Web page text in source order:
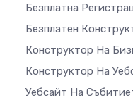
Безплатна
Безплатен
Конструктор На
Конструктор На
Уебсайт На